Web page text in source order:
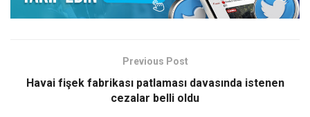
Previous Post
Havai fişek fabrikası patlaması davasında istenen
cezalar belli oldu